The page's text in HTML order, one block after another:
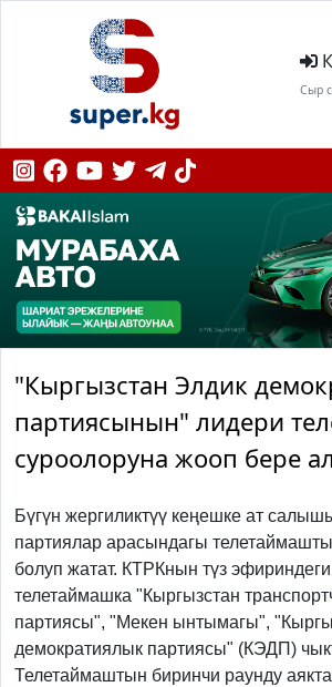
Сыр
"Кыргызстан Элдик
партиясынын" лидери
суроолоруна жооп бере
Бүгүн жергиликтүү кеңешке ат
партиялар арасындагы
болуп жатат. КТРКнын түз эфириндеги
телетаймашка "Кыргызстан
партиясы", "Мекен ынтымагы",
демократиялык партиясы" (КЭДП)
Телетаймаштын биринчи раунду